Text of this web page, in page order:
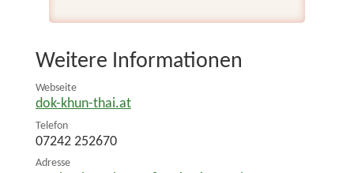
Weitere Informationen
Webseite
dok-khun-thai.at
Telefon
07242 252670
Adresse